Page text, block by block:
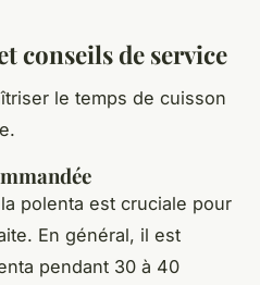
conseils de service
le temps de cuisson
polenta est cruciale pour
En général, il est
pendant 30 à 40